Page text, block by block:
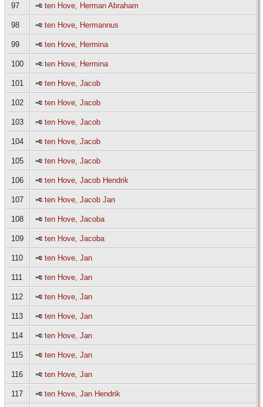
97 ten Hove, Herman Abraham
98 ten Hove, Hermannus
99 ten Hove, Hermina
100 ten Hove, Hermina
101 ten Hove, Jacob
102 ten Hove, Jacob
103 ten Hove, Jacob
104 ten Hove, Jacob
105 ten Hove, Jacob
106 ten Hove, Jacob Hendrik
107 ten Hove, Jacob Jan
108 ten Hove, Jacoba
109 ten Hove, Jacoba
110 ten Hove, Jan
111 ten Hove, Jan
112 ten Hove, Jan
113 ten Hove, Jan
114 ten Hove, Jan
115 ten Hove, Jan
116 ten Hove, Jan
117 ten Hove, Jan Hendrik